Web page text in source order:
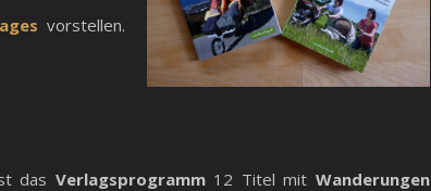
vorstellen.
das Verlagsprogramm12 Titel mitWanderungen